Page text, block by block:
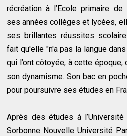
récréation à l’Ecole primaire
ses années collèges et lycées,
ses brillantes réussites
fait qu'elle "n'a pas la langue
qui l’ont côtoyée, à cette
son dynamisme. Son bac en
pour poursuivre ses études en
Après des études à
Sorbonne Nouvelle Université